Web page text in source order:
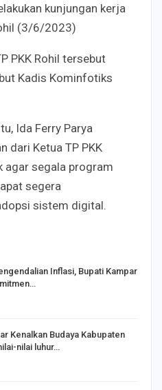
kunjungan kerja
(3/6/2023)
PKK Rohil tersebut
Kadis Kominfotiks
Ida Ferry Parya
dari Ketua TP PKK
agar segala program
segera
sistem digital.
Inflasi, Bupati Kampar
Kenalkan Budaya Kabupaten
nilai luhur…